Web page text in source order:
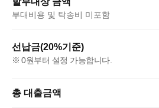
부대비용 및 탁송비 미포함
선납금(20%기준)
0원부터 설정 가능합니다.
총 대출금액